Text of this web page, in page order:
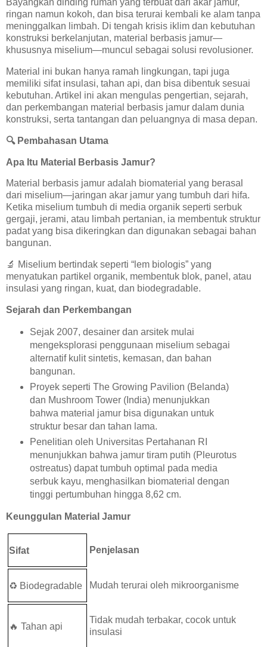
Bayangkan dinding rumah yang terbuat dari akar jamur,
ringan namun kokoh, dan bisa terurai kembali ke alam tanpa
meninggalkan limbah. Di tengah krisis iklim dan kebutuhan
konstruksi berkelanjutan, material berbasis jamur—
khususnya miselium—muncul sebagai solusi revolusioner.
Material ini bukan hanya ramah lingkungan, tapi juga
memiliki sifat insulasi, tahan api, dan bisa dibentuk sesuai
kebutuhan. Artikel ini akan mengulas pengertian, sejarah,
dan perkembangan material berbasis jamur dalam dunia
konstruksi, serta tantangan dan peluangnya di masa depan.
🔍Pembahasan Utama
Apa Itu Material Berbasis Jamur?
Material berbasis jamur adalah biomaterial yang berasal
dari miselium—jaringan akar jamur yang tumbuh dari hifa.
Ketika miselium tumbuh di media organik seperti serbuk
gergaji, jerami, atau limbah pertanian, ia membentuk struktur
padat yang bisa dikeringkan dan digunakan sebagai bahan
bangunan.
🔬 Miselium bertindak seperti “lem biologis” yang
menyatukan partikel organik, membentuk blok, panel, atau
insulasi yang ringan, kuat, dan biodegradable.
Sejarah dan Perkembangan
Sejak 2007, desainer dan arsitek mulai
mengeksplorasi penggunaan miselium sebagai
alternatif kulit sintetis, kemasan, dan bahan
bangunan.
Proyek seperti The Growing Pavilion (Belanda)
dan Mushroom Tower (India) menunjukkan
bahwa material jamur bisa digunakan untuk
struktur besar dan tahan lama.
Penelitian oleh Universitas Pertahanan RI
menunjukkan bahwa jamur tiram putih (Pleurotus
ostreatus) dapat tumbuh optimal pada media
serbuk kayu, menghasilkan biomaterial dengan
tinggi pertumbuhan hingga 8,62 cm.
Keunggulan Material Jamur
Sifat Penjelasan
♻️ Biodegradable Mudah terurai oleh mikroorganisme
🔥 Tahan api
Tidak mudah terbakar, cocok untuk
insulasi